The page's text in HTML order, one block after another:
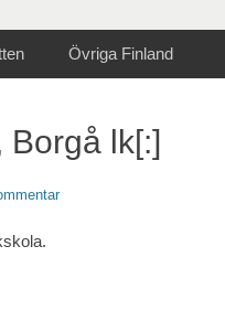
Övriga Finland
Borgå lk[:]